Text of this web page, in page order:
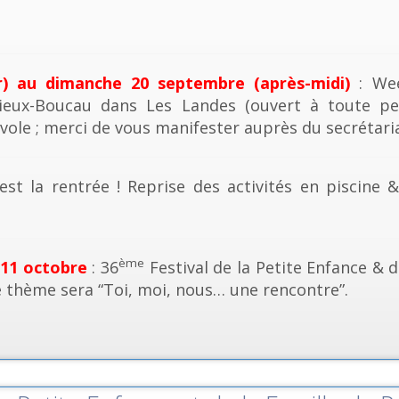
au dimanche 20 septembre (après-midi) :
Boucau dans Les Landes (ouvert à toute
; merci de vous manifester auprès du
la rentrée ! Reprise des activités en piscine
octobre : 36ème Festival de la Petite Enfance &
sera “Toi, moi, nous… une rencontre”.